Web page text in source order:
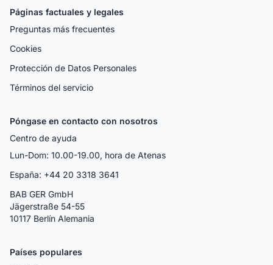
Páginas factuales y legales
Preguntas más frecuentes
Cookies
Protección de Datos Personales
Términos del servicio
Póngase en contacto con nosotros
Centro de ayuda
Lun-Dom: 10.00-19.00, hora de Atenas
España: +44 20 3318 3641
BAB GER GmbH
Jägerstraße 54-55
10117 Berlín Alemania
Países populares